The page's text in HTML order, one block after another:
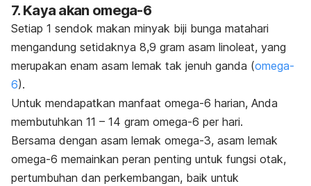
7. Kaya akan omega-6
Setiap 1 sendok makan minyak biji bunga matahari
mengandung setidaknya 8,9 gram asam linoleat, yang
merupakan enam asam lemak tak jenuh ganda (omega-
6).
Untuk mendapatkan manfaat omega-6 harian, Anda
membutuhkan 11 – 14 gram omega-6 per hari.
Bersama dengan asam lemak omega-3, asam lemak
omega-6 memainkan peran penting untuk fungsi otak,
pertumbuhan dan perkembangan, baik untuk